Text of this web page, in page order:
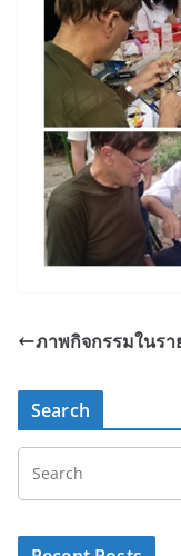
ภาพกิจกรรมในรา
Search